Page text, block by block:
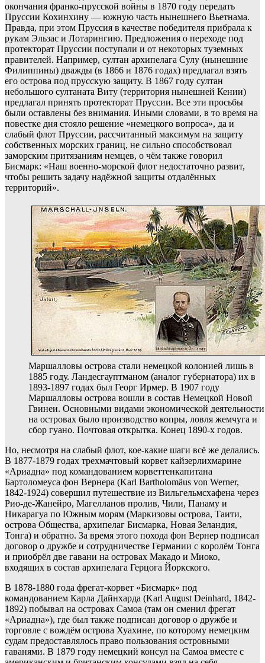
окончания франко-прусской войны в 1870 году передать
Пруссии Кохинхину — южную часть нынешнего Вьетнама.
Правда, при этом Пруссия в качестве победителя прибрала к
рукам Эльзас и Лотарингию. Предложения о переходе под
протекторат Пруссии поступали и от некоторых туземных
правителей. Например, султан архипелага Сулу (нынешние
Филиппины) дважды (в 1866 и 1876 годах) предлагал взять
его острова под прусскую защиту. В 1867 году султан
небольшого султаната Виту (территория нынешней Кении)
предлагал принять протекторат Пруссии. Все эти просьбы
были оставлены без внимания. Иными словами, в то время на
повестке дня стояло решение «немецкого вопроса», да и
слабый флот Пруссии, рассчитанный максимум на защиту
собственных морских границ, не сильно способствовал
заморским притязаниям немцев, о чём также говорил
Бисмарк: «Наш военно-морской флот недостаточно развит,
чтобы решить задачу надёжной защиты отдалённых
территорий».
Маршалловы острова стали немецкой колонией лишь в
1885 году. Ландесгауптманом (аналог губернатора) их в
1893-1897 годах был Георг Ирмер. В 1907 году
Маршалловы острова вошли в состав Немецкой Новой
Гвинеи. Основными видами экономической деятельности
на островах было производство копры, ловля жемчуга и
сбор гуано. Почтовая открытка. Конец 1890-х годов.
Но, несмотря на слабый флот, кое-какие шаги всё же делались.
В 1877-1879 годах трехмачтовый корвет кайзерлихмарине
«Ариадна» под командованием корветтенкапитана
Бартоломеуса фон Вернера (Karl Bartholomäus von Werner,
1842-1924) совершил путешествие из Вильгельмсхафена через
Рио-де-Жанейро, Магелланов пролив, Чили, Панаму и
Никарагуа по Южным морям (Маркизовы острова, Таити,
острова Общества, архипелаг Бисмарка, Новая Зеландия,
Тонга) и обратно. За время этого похода фон Вернер подписал
договор о дружбе и сотрудничестве Германии с королём Тонга
и приобрёл две гавани на островах Макадо и Миоко,
входящих в состав архипелага Герцога Йоркского.
В 1878-1880 года фрегат-корвет «Бисмарк» под
командованием Карла Дайнхарда (Karl August Deinhard, 1842-
1892) побывал на островах Самоа (там он сменил фрегат
«Ариадна»), где был также подписан договор о дружбе и
торговле с вождём острова Хуахине, по которому немецким
судам предоставлялось право пользования островными
гаванями. В 1879 году немецкий консул на Самоа вместе с